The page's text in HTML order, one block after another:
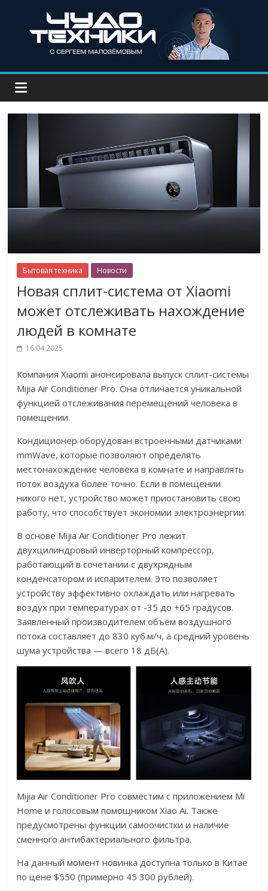
Бытовая техника Новости
Новая сплит-система от Xiaomi
может отслеживать нахождение
людей в комнате
16.04.2025
Компания Xiaomi анонсировала выпуск сплит-системы
Mijia Air Conditioner Pro. Она отличается уникальной
функцией отслеживания перемещений человека в
помещении.
Кондиционер оборудован встроенными датчиками
mmWave, которые позволяют определять
местонахождение человека в комнате и направлять
поток воздуха более точно. Если в помещении
никого нет, устройство может приостановить свою
работу, что способствует экономии электроэнергии.
В основе Mijia Air Conditioner Pro лежит
двухцилиндровый инверторный компрессор,
работающий в сочетании с двухрядным
конденсатором и испарителем. Это позволяет
устройству эффективно охлаждать или нагревать
воздух при температурах от -35 до +65 градусов.
Заявленный производителем объём воздушного
потока составляет до 830 куб.м/ч, а средний уровень
шума устройства — всего 18 дБ(А).
Mijia Air Conditioner Pro совместим с приложением Mi
Home и голосовым помощником Xiao Ai. Также
предусмотрены функции самоочистки и наличие
сменного антибактериального фильтра.
На данный момент новинка доступна только в Китае
по цене $550 (примерно 45 300 рублей).